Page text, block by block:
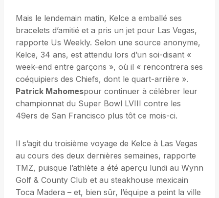
Mais le lendemain matin, Kelce a emballé ses
bracelets d’amitié et a pris un jet pour Las Vegas,
rapporte Us Weekly. Selon une source anonyme,
Kelce, 34 ans, est attendu lors d’un soi-disant «
week-end entre garçons », où il « rencontrera ses
coéquipiers des Chiefs, dont le quart-arrière ».
Patrick Mahomespour continuer à célébrer leur
championnat du Super Bowl LVIII contre les
49ers de San Francisco plus tôt ce mois-ci.
Il s’agit du troisième voyage de Kelce à Las Vegas
au cours des deux dernières semaines, rapporte
TMZ, puisque l’athlète a été aperçu lundi au Wynn
Golf & County Club et au steakhouse mexicain
Toca Madera – et, bien sûr, l’équipe a peint la ville